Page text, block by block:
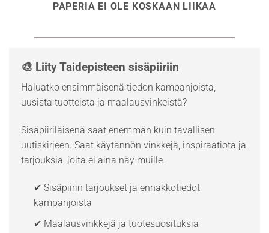
PAPERIA EI OLE KOSKAAN LIIKAA
🎨 Liity Taidepisteen sisäpiiriin
Haluatko ensimmäisenä tiedon kampanjoista,
uusista tuotteista ja maalausvinkeistä?
Sisäpiiriläisenä saat enemmän kuin tavallisen
uutiskirjeen. Saat käytännön vinkkejä, inspiraatiota ja
tarjouksia, joita ei aina näy muille.
✔ Sisäpiirin tarjoukset ja ennakkotiedot
kampanjoista
✔ Maalausvinkkejä ja tuotesuosituksia